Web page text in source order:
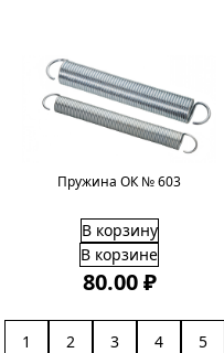
Пружина ОК № 603
В корзину
В корзине
80.00 ₽
1 2 3 4 5